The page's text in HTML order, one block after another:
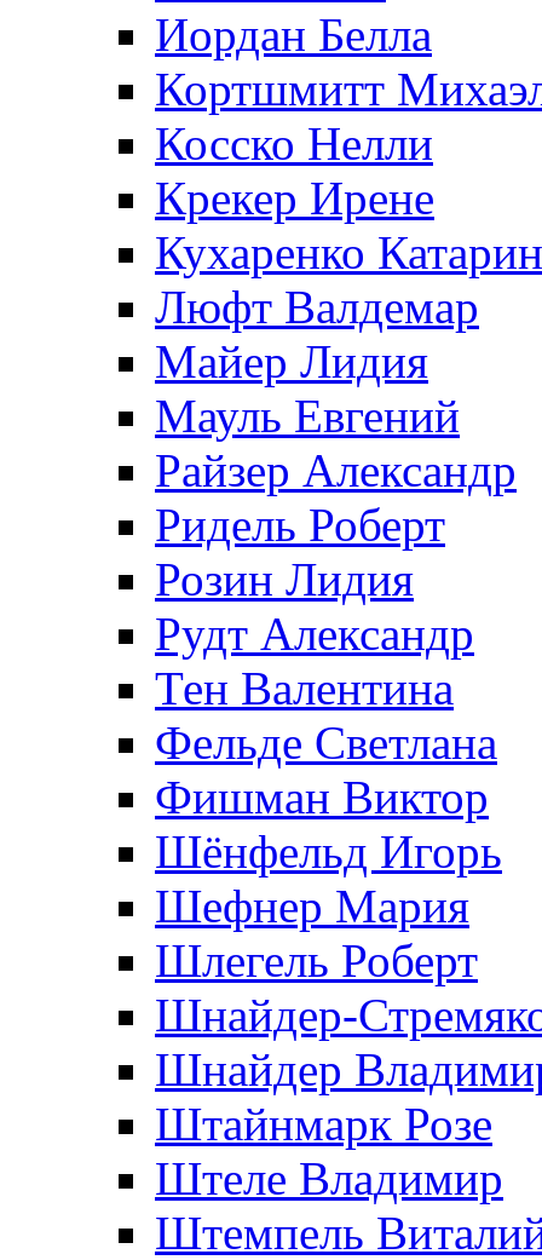
Иордан Белла
Кортшмитт
Косско Нелли
Крекер Ирене
Кухаренко
Люфт Валдемaр
Майер Лидия
Мауль Евгений
Райзер Александр
Ридель Роберт
Розин Лидия
Рудт Александр
Тен Валентина
Фельде Светлана
Фишман Виктор
Шёнфельд Игорь
Шефнер Мария
Шлегель Роберт
Шнайдер-
Шнайдер
Штайнмарк Розe
Штеле Владимир
Штемпель